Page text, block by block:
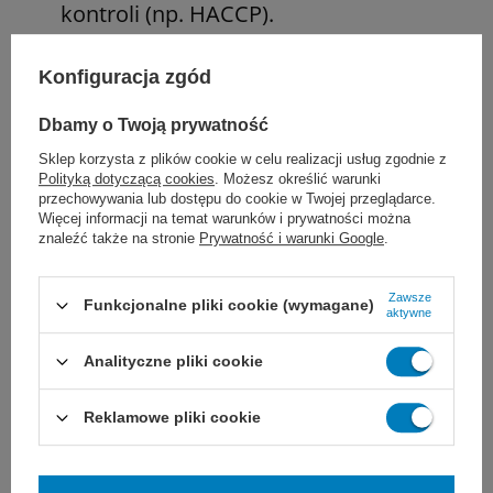
kontroli (np. HACCP).
Ochrona pracowników i klientów:
pozwala utrzymać sterylność miejsc
newralgicznych, zapewniając spokój i
bezpieczeństwo w obiekcie.
Gdzie spray Cif SafeGuard sprawdzi się
najlepiej
Środek jest rekomendowany do wszystkich
twardych, zmywalnych powierzchni, w
szczególności tam, gdzie priorytetem jest
Konfiguracja zgód
Dbamy o Twoją prywatność
Sklep korzysta z plików cookie w celu realizacji usług zgodnie z
Polityką dotyczącą cookies. Możesz określić warunki
przechowywania lub dostępu do cookie w Twojej przeglądarce.
Więcej informacji na temat warunków i prywatności można
znaleźć także na stronie Prywatność i warunki Google.
Funkcjonalne pliki cookie (wymagane)
Zawsze
aktywne
Analityczne pliki cookie
Reklamowe pliki cookie